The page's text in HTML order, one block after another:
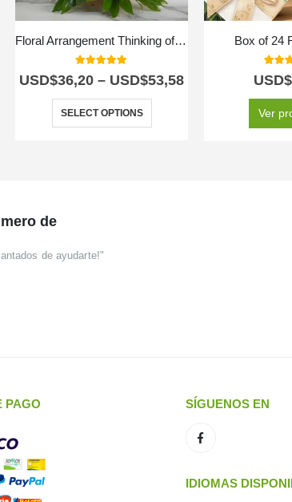
Floral Arrangement Thinking of You
USD$36,20 – USD$53,58
SELECT OPTIONS
Box of 24
USD$
Ver
de
de ayudarte!"
PAGO SÍGUENOS EN
IDIOMAS